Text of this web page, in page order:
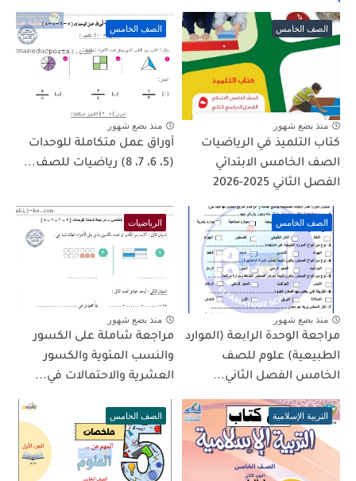
الصف الخامس
منذ بضع شهور
كتاب التلميذ في الرياضيات
الصف الخامس الابتدائي
الفصل الثاني 2025-2026
الصف الخامس
منذ بضع شهور
أوراق عمل متكاملة للوحدات
(5، 6، 7، 8) رياضيات للصف...
الصف الخامس
منذ بضع شهور
مراجعة الوحدة الرابعة (الموارد
الطبيعية) علوم للصف
الخامس الفصل الثاني...
الرياضيات
منذ بضع شهور
مراجعة شاملة على الكسور
والنسب المئوية والكسور
العشرية والاحتمالات في...
التربية الإسلامية الصف الخامس